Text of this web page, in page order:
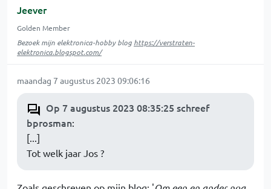
Jeever
Golden Member
Bezoek mijn elektronica-hobby blog https://verstraten-
elektronica.blogspot.com/
maandag 7 augustus 2023 09:06:16
Op 7 augustus 2023 08:35:25 schreef
bprosman:
[...]
Tot welk jaar Jos ?